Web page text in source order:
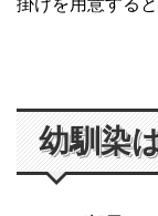
掛けを用意する
幼馴染